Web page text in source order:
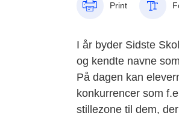
Print
I år byder Sidste
og kendte navne
På dagen kan
konkurrencer som
stillezone til dem,